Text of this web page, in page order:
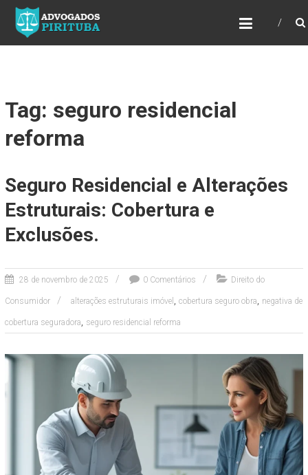
ADVOGADOS PIRITUBA
Precisando de advogado? Entre em contato!
Fazemos toda a assessoria que você
Tag: seguro residencial
reforma
Seguro Residencial e Alterações
Estruturais: Cobertura e
Exclusões.
28 de novembro de 2025 0 Comentários Direito do
Consumidor alterações estruturais imóvel , cobertura seguro obra, negativa de
cobertura seguradora, seguro residencial reforma